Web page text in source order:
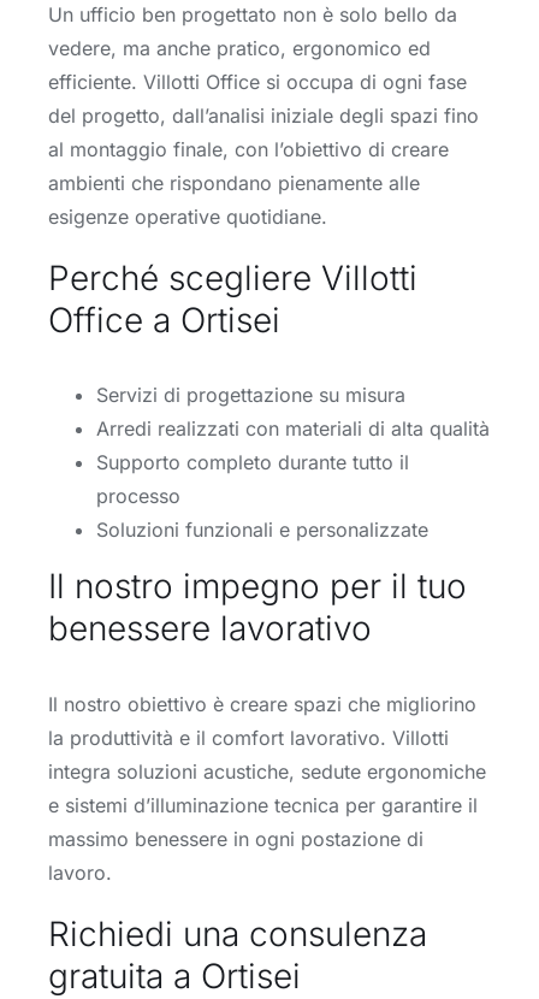
Un ufficio ben progettato non è solo bello da
vedere, ma anche pratico, ergonomico ed
efficiente. Villotti Office si occupa di ogni fase
del progetto, dall’analisi iniziale degli spazi fino
al montaggio finale, con l’obiettivo di creare
ambienti che rispondano pienamente alle
esigenze operative quotidiane.
Perché scegliere Villotti
Office a Ortisei
Servizi di progettazione su misura
Arredi realizzati con materiali di alta qualità
Supporto completo durante tutto il
processo
Soluzioni funzionali e personalizzate
Il nostro impegno per il tuo
benessere lavorativo
Il nostro obiettivo è creare spazi che migliorino
la produttività e il comfort lavorativo. Villotti
integra soluzioni acustiche, sedute ergonomiche
e sistemi d’illuminazione tecnica per garantire il
massimo benessere in ogni postazione di
lavoro.
Richiedi una consulenza
gratuita a Ortisei